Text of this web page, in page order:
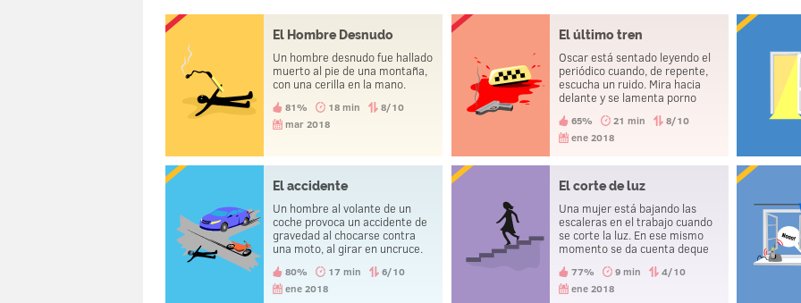
El Hombre Desnudo
Un hombre desnudo fue hallado
muerto al pie de una montaña,
con una cerilla en la mano.
81% 18 min
8/10
mar 2018
El último tren
Oscar está sentado leyendo el
periódico cuando, de repente,
escucha un ruido. Mira hacia
delante y se lamenta porno
Poco después se suicida.
65% 21 min
8/10
ene 2018
El accidente
Un hombre al volante de un
coche provoca un accidente de
gravedad al chocarse contra
una moto, al girar en uncruce.
llevan a la comisaría a otro
hombre. Al que iba al volante, lo
80% 17 min
6/10
ene 2018
El corte de luz
Una mujer está bajando las
escaleras en el trabajo cuando
se corte la luz. En ese mismo
momento se da cuenta deque
77% 9 min
4/10
ene 2018